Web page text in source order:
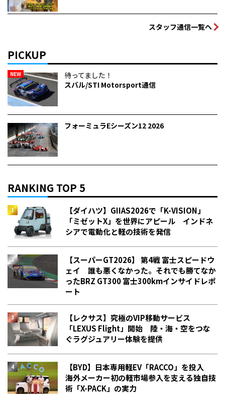
スタッフ通信一覧へ
PICKUP
NEW
待ってました！
スバル/STI Motorsport通信
フォーミュラEシーズン12 2026
RANKING TOP 5
【ダイハツ】GIIAS2026で「K-VISION」
「ミゼットX」を世界にアピール インドネ
シアで電動化と軽の技術を発信
【スーパーGT2026】 第4戦 富士スピードウ
ェイ 誰も悪くなかった。それでも勝てなか
った――BRZ GT300 富士300kmインサイドレポ
ート
【レクサス】究極のVIP移動サービス
「LEXUS Flight」開始 陸・海・空をつな
ぐラグジュアリー体験を提供
【BYD】日本専用軽EV「RACCO」を投入
海外メーカー初の軽市場参入を支える独自技
術「X-PACK」の実力